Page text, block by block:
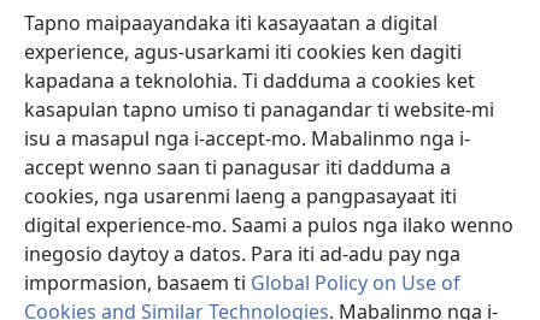
Tapno maipaayandaka iti kasayaatan a digital
experience, agus-usarkami iti cookies ken dagiti
kapadana a teknolohia. Ti dadduma a cookies ket
kasapulan tapno umiso ti panagandar ti website-mi
isu a masapul nga i-accept-mo. Mabalinmo nga i-
accept wenno saan ti panagusar iti dadduma a
cookies, nga usarenmi laeng a pangpasayaat iti
digital experience-mo. Saami a pulos nga ilako wenno
inegosio daytoy a datos. Para iti ad-adu pay nga
impormasion, basaem ti Global Policy on Use of
Cookies and Similar Technologies. Mabalinmo nga i-
iti
baro
a
window)
Watchtower ONLINE A LIBRARIA
(manglukat
iti
baro
a
JW Hub ®
(manglukat
iti
baro
window)
JW Library
Watchtower Library